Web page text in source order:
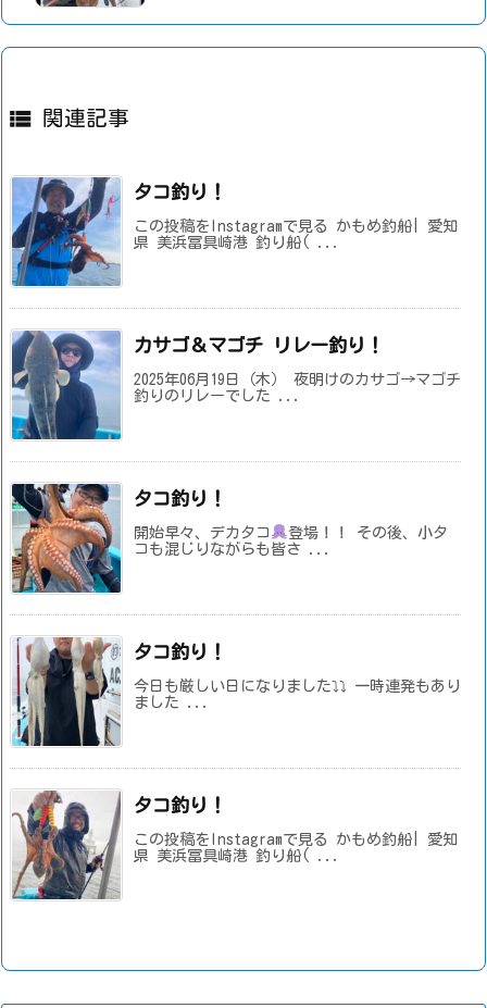
 関連記事
タコ釣り！
この投稿をInstagramで見る かもめ釣船| 愛知
県 美浜冨具崎港 釣り船( ...
カサゴ＆マゴチ リレー釣り！
2025年06月19日（木） 夜明けのカサゴ→マゴチ
釣りのリレーでした ...
タコ釣り！
開始早々、デカタコ
登場！！ その後、小タ
コも混じりながらも皆さ ...
タコ釣り！
今日も厳しい日になりました⤵⤵ 一時連発もあり
ました ...
タコ釣り！
この投稿をInstagramで見る かもめ釣船| 愛知
県 美浜冨具崎港 釣り船( ...